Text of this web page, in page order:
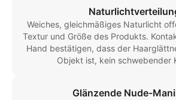
Weiches, gleichmäßiges Naturlicht
Textur und Größe des Produkts.
Hand bestätigen, dass der
Objekt ist, kein schwebender
Glänzende Nude-